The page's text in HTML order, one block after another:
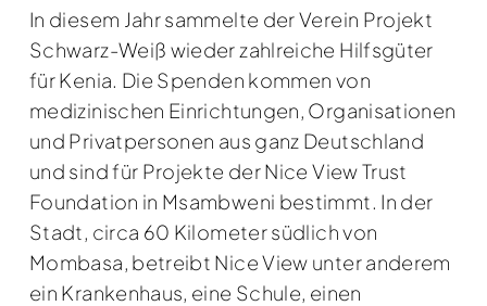
In diesem Jahr sammelte der Verein Projekt
Schwarz-Weiß wieder zahlreiche Hilfsgüter
für Kenia. Die Spenden kommen von
medizinischen Einrichtungen, Organisationen
und Privatpersonen aus ganz Deutschland
und sind für Projekte der Nice View Trust
Foundation in Msambweni bestimmt. In der
Stadt, circa 60 Kilometer südlich von
Mombasa, betreibt Nice View unter anderem
ein Krankenhaus, eine Schule, einen